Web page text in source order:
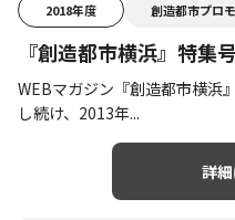
2018年度 創造都市プロ
『創造都市横浜』特集号
WEBマガジン『創造都市横浜
し続け、2013年...
詳